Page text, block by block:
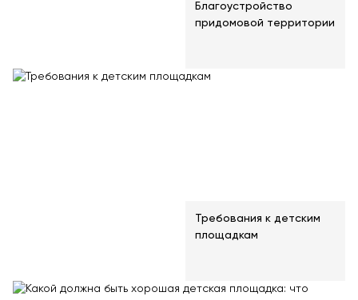
Благоустройство
придомовой территории
Требования к детским
площадкам